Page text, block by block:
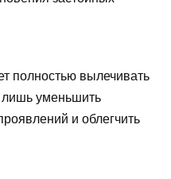
полностью вылечивать
лишь уменьшить
и облегчить